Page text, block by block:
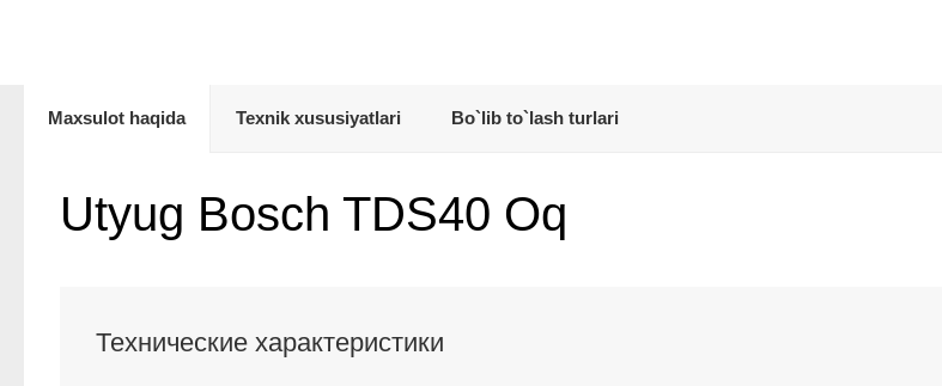
Maxsulot haqida Texnik xususiyatlari Bo`lib to`lash turlari
Utyug Bosch TDS40 Oq
Технические характеристики